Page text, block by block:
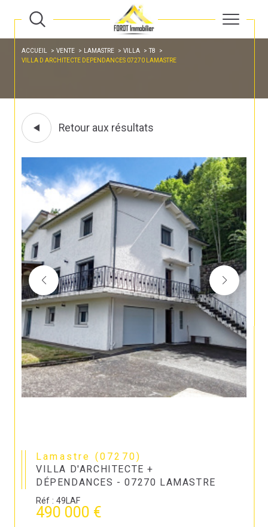
ACCUEIL VENTE LAMASTRE VILLA
T8
VILLA D ARCHITECTE DEPENDANCES 07270 LAMASTRE
Retour aux résultats
Lamastre (07270)
VILLA D'ARCHITECTE +
DÉPENDANCES - 07270 LAMASTRE
Réf : 49LAF
490 000 €